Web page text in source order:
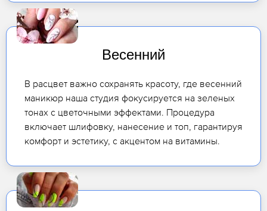
Весенний
В расцвет важно сохранять красоту, где весенний
маникюр наша студия фокусируется на зеленых
тонах с цветочными эффектами. Процедура
включает шлифовку, нанесение и топ, гарантируя
комфорт и эстетику, с акцентом на витамины.